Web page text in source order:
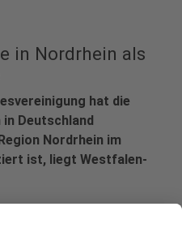
in Nordrhein als
hat die
Deutschland
Nordrhein im
ist, liegt Westfalen-